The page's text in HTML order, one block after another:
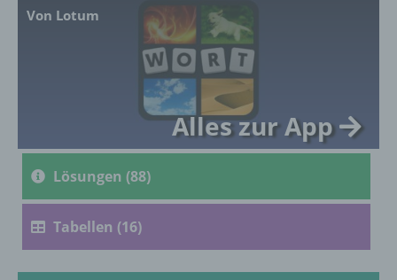
Von Lotum
Alles zur App
Lösungen (88)
Tabellen (16)
genetischen, psychischen, wirtschaftlichen,
kulturellen oder sozialen Identität dieser
natürlichen Person sind, identifiziert werden
b) betroffene Person
Betroffene Person ist jede identifizierte oder
Verarbeitung Verantwortlichen verarbeitet